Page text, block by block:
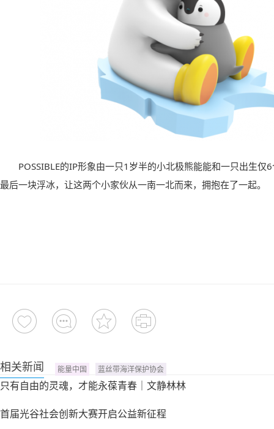
POSSIBLE的IP形象由一只1岁半的小北极熊能能和一只出生仅
最后一块浮冰，让这两个小家伙从一南一北而来，拥抱在了一起。
相关新闻 能量中国 蓝丝带海洋保护协会
只有自由的灵魂，才能永葆青春｜文静林林
首届光谷社会创新大赛开启公益新征程